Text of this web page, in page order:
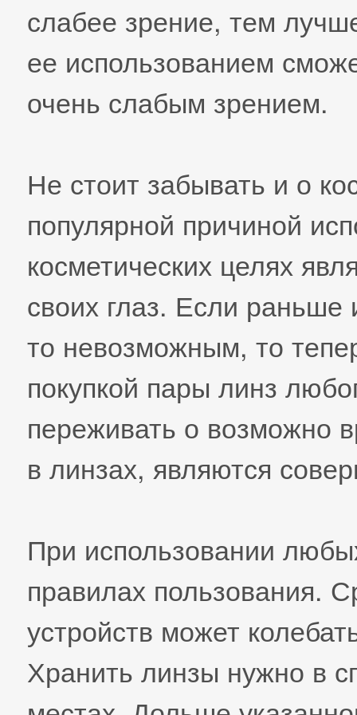
слабее зрение, тем
ее использованием
очень слабым зрением.
Не стоит забывать и о
популярной причиной
косметических целях
своих глаз. Если
то невозможным, то
покупкой пары линз
переживать о возможно
в линзах, являются
При использовании
правилах пользования.
устройств может
Хранить линзы нужно в